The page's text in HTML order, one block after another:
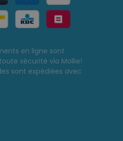
en ligne sont
sécurité via Mollie!
sont expédiées avec